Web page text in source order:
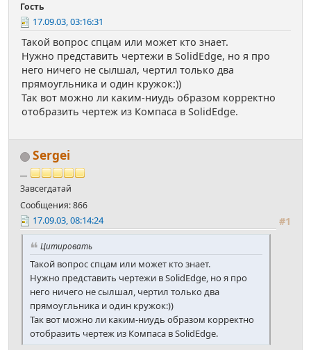
Гость
17.09.03, 03:16:31
Такой вопрос спцам или может кто знает.
Нужно представить чертежи в SolidEdge, но я про
него ничего не сылшал, чертил только два
прямоугльника и один кружок:))
Так вот можно ли каким-ниудь образом корректно
отобразить чертеж из Компаса в SolidEdge.
Sergei
Завсегдатай
Сообщения: 866
#1
17.09.03, 08:14:24
Цитировать
Такой вопрос спцам или может кто знает.
Нужно представить чертежи в SolidEdge, но я про
него ничего не сылшал, чертил только два
прямоугльника и один кружок:))
Так вот можно ли каким-ниудь образом корректно
отобразить чертеж из Компаса в SolidEdge.